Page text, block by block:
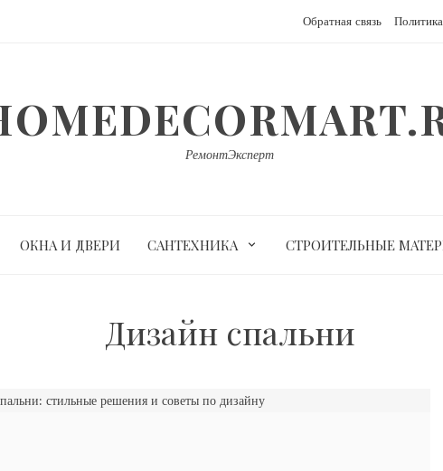
Обратная связь
РемонтЭксперт
ОКНА И ДВЕРИ САНТЕХНИКА СТРОИТЕЛЬНЫЕ
Дизайн спальни